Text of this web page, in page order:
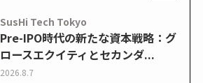
SusHi Tech Tokyo
Pre-IPO時代の新たな資本戦略：グ
ロースエクイティとセカンダ...
2026.8.7